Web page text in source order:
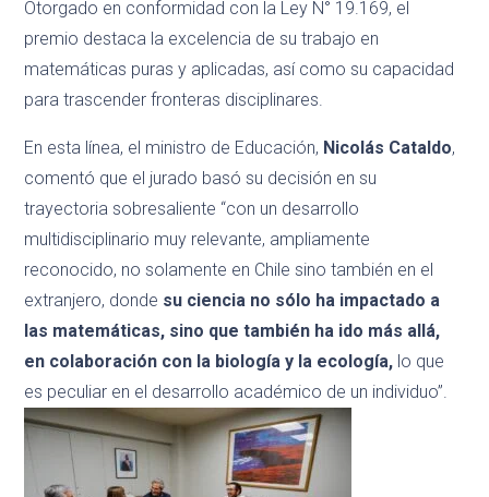
Otorgado en conformidad con la Ley N° 19.169, el
premio destaca la excelencia de su trabajo en
matemáticas puras y aplicadas, así como su capacidad
para trascender fronteras disciplinares.
En esta línea, el ministro de Educación, Nicolás Cataldo,
comentó que el jurado basó su decisión en su
trayectoria sobresaliente “con un desarrollo
multidisciplinario muy relevante, ampliamente
reconocido, no solamente en Chile sino también en el
extranjero, donde su ciencia no sólo ha impactado a
las matemáticas, sino que también ha ido más allá,
en colaboración con la biología y la ecología, lo que
es peculiar en el desarrollo académico de un individuo”.